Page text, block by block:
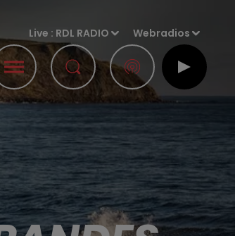
Live : RDL RADIO Webradios